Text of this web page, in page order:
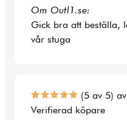
Om Outl1.se:
Gick bra att beställa,
vår stuga
(5 av 5)
Verifierad köpare